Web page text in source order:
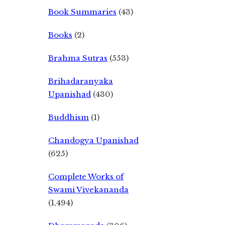
Book Summaries (43)
Books (2)
Brahma Sutras (553)
Brihadaranyaka
Upanishad (430)
Buddhism (1)
Chandogya Upanishad
(625)
Complete Works of
Swami Vivekananda
(1,494)